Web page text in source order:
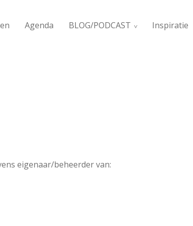
Agenda BLOG/PODCAST Inspiratie
eigenaar/beheerder van: